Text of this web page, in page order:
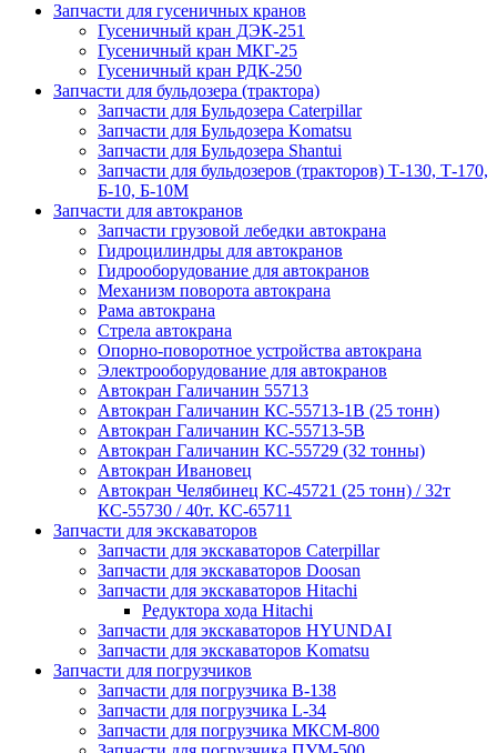
Запчасти для гусеничных кранов
Гусеничный кран ДЭК-251
Гусеничный кран МКГ-25
Гусеничный кран РДК-250
Запчасти для бульдозера (трактора)
Запчасти для Бульдозера Caterpillar
Запчасти для Бульдозера Komatsu
Запчасти для Бульдозера Shantui
Запчасти для бульдозеров (тракторов) Т-130, Т-170,
Б-10, Б-10М
Запчасти для автокранов
Запчасти грузовой лебедки автокрана
Гидроцилиндры для автокранов
Гидрооборудование для автокранов
Механизм поворота автокрана
Рама автокрана
Стрела автокрана
Опорно-поворотное устройства автокрана
Электрооборудование для автокранов
Автокран Галичанин 55713
Автокран Галичанин КС-55713-1В (25 тонн)
Автокран Галичанин КС-55713-5В
Автокран Галичанин КС-55729 (32 тонны)
Автокран Ивановец
Автокран Челябинец КС-45721 (25 тонн) / 32т
КС-55730 / 40т. КС-65711
Запчасти для экскаваторов
Запчасти для экскаваторов Caterpillar
Запчасти для экскаваторов Doosan
Запчасти для экскаваторов Hitachi
Редуктора хода Hitachi
Запчасти для экскаваторов HYUNDAI
Запчасти для экскаваторов Komatsu
Запчасти для погрузчиков
Запчасти для погрузчика B-138
Запчасти для погрузчика L-34
Запчасти для погрузчика МКСМ-800